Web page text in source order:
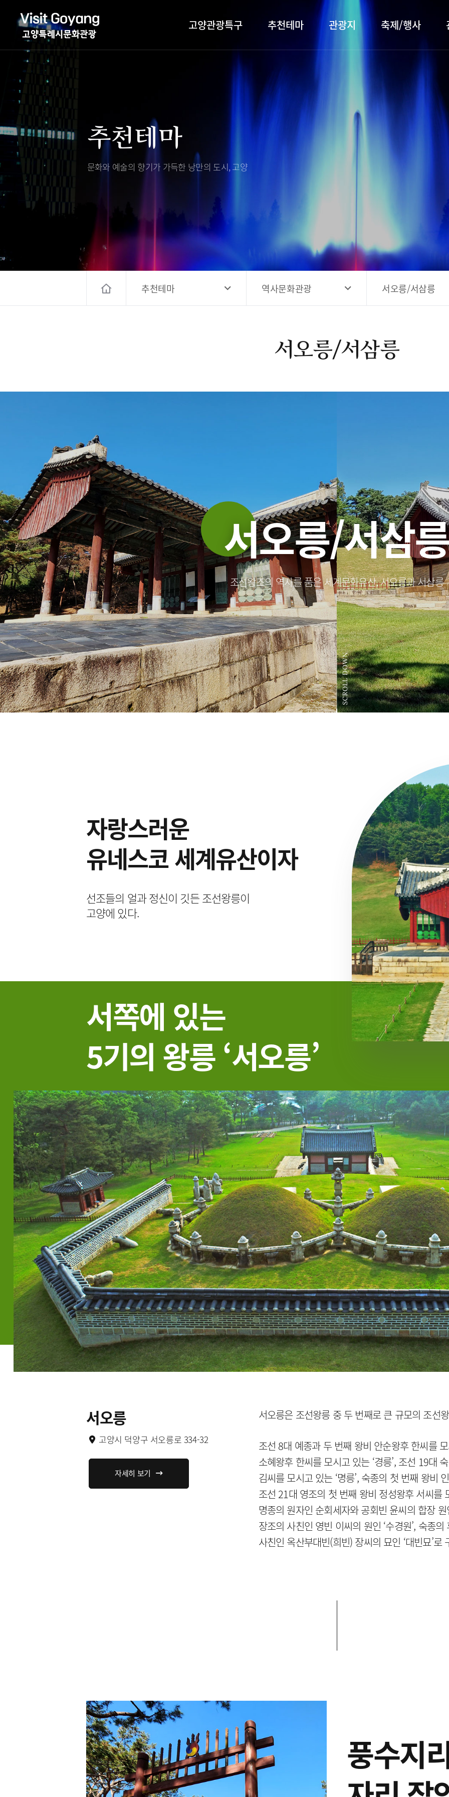
고양관광특구 추천테마
야경 나들이
자전거 나들이
도보관광 나들이
DMZ평화의길
행주산성
서오릉/서삼릉
장항
누리길
벚꽃
고양시 예술창작공간 새들
관광지 축제/행사
행사소개
프로그램 안내
편의시설
오시는길
대표먹거리
전통시장
문화
해설
고양시관광협의회
고양컨벤션뷰로
경기관광
대한민국 구석구석
전자관광지도 다도라
관광안내홍보물
추천테마
문화와 예술의 향기가 가득한 낭만의 도시, 고양
추천테마 역사문화관광 서오릉/서삼릉
서오릉/서삼릉
서오릉/서삼
조선왕조의 역사를 품은 세계문화유산, 서오릉과 서삼릉
SCROLL DOWN
자랑스러운
유네스코 세계유산이자
선조들의 얼과 정신이 깃든 조선왕릉이
고양에 있다.
서쪽에 있는
5기의 왕릉 ‘서오릉’
서오릉
고양시 덕양구 서오릉로 334-32
자세히 보기
서오릉은 조선왕릉 중 두 번째로 큰 규모의 조선
조선 8대 예종과 두 번째 왕비 안순왕후 한씨를
소혜왕후 한씨를 모시고 있는 ‘경릉’, 조선 19대
김씨를 모시고 있는 ‘명릉’, 숙종의 첫 번째 왕비
조선 21대 영조의 첫 번째 왕비 정성왕후 서씨를
명종의 원자인 순회세자와 공회빈 윤씨의 합장
장조의 사친인 영빈 이씨의 원인 ‘수경원’, 숙종
사친인 옥산부대빈(희빈) 장씨의 묘인 ‘대빈묘’로
풍수지